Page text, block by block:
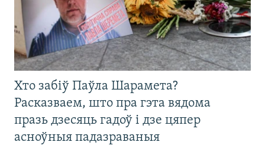
Хто забіў Паўла Шарамета?
Расказваем, што пра гэта вядома
празь дзесяць гадоў і дзе цяпер
асноўныя падазраваныя